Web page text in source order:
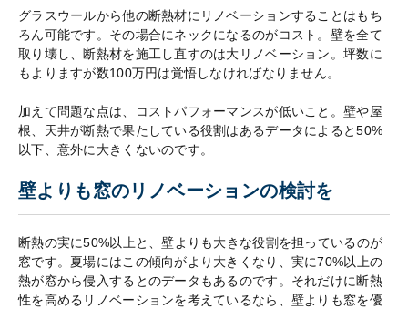
グラスウールから他の断熱材にリノベーションすることはもち
ろん可能です。その場合にネックになるのがコスト。壁を全て
取り壊し、断熱材を施工し直すのは大リノベーション。坪数に
もよりますが数100万円は覚悟しなければなりません。
加えて問題な点は、コストパフォーマンスが低いこと。壁や屋
根、天井が断熱で果たしている役割はあるデータによると50%
以下、意外に大きくないのです。
壁よりも窓のリノベーションの検討を
断熱の実に50%以上と、壁よりも大きな役割を担っているのが
窓です。夏場にはこの傾向がより大きくなり、実に70%以上の
熱が窓から侵入するとのデータもあるのです。それだけに断熱
性を高めるリノベーションを考えているなら、壁よりも窓を優